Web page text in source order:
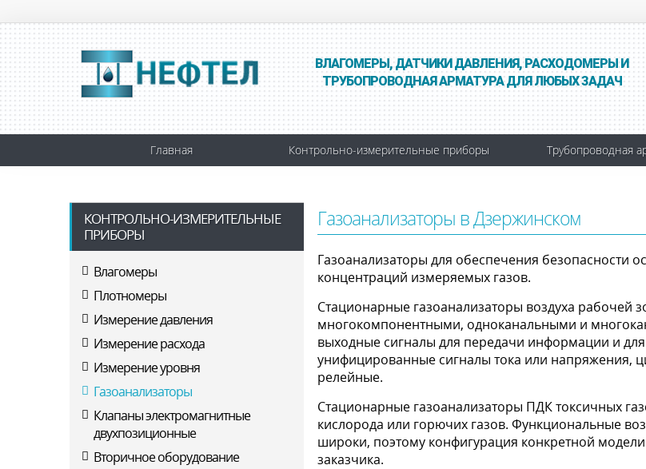
ВЛАГОМЕРЫ, ДАТЧИКИ ДАВЛЕНИЯ, РАСХОДОМЕРЫ И
ТРУБОПРОВОДНАЯ АРМАТУРА ДЛЯ ЛЮБЫХ ЗАДАЧ
Главная Контрольно-измерительные приборы Трубопроводная
КОНТРОЛЬНО-ИЗМЕРИТЕЛЬНЫЕ
ПРИБОРЫ
Влагомеры
Плотномеры
Измерение давления
Измерение расхода
Измерение уровня
Газоанализаторы
Клапаны электромагнитные
двухпозиционные
Вторичное оборудование
Газоанализаторы в Дзержинском
Газоанализаторы для обеспечения безопасности
концентраций измеряемых газов.
Стационарные газоанализаторы воздуха рабочей
многокомпонентными, одноканальными и
выходные сигналы для передачи информации и
унифицированные сигналы тока или напряжения,
релейные.
Стационарные газоанализаторы ПДК токсичных
кислорода или горючих газов. Функциональные
широки, поэтому конфигурация конкретной
заказчика.